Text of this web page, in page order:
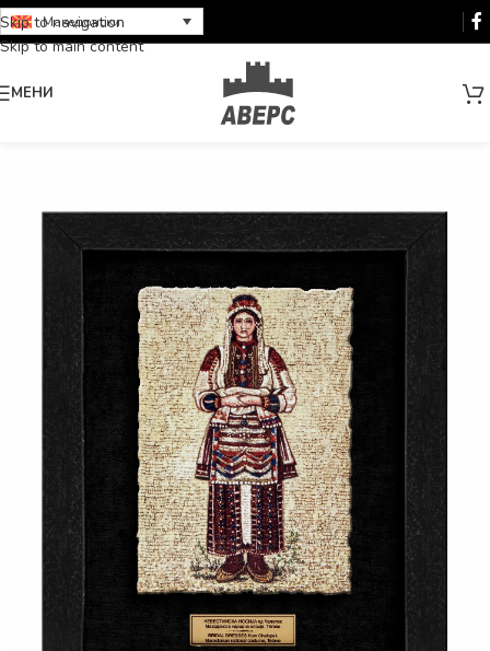
Skip to navigation
Skip to main content
Македонски
МЕНИ